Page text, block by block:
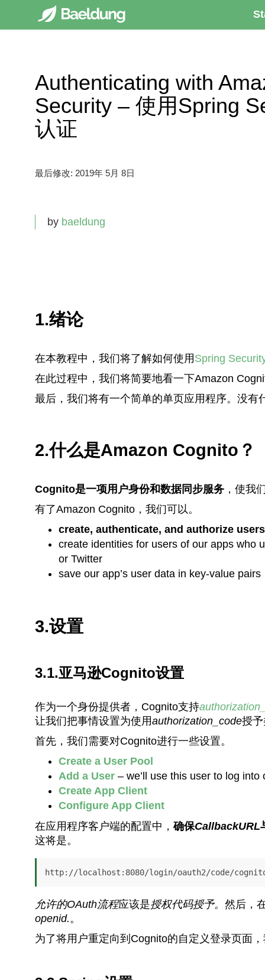
Authenticating with
Security – 使用Spring
认证
最后修改: 2019年 5月 8日
by baeldung
1.绪论
在本教程中，我们将了解如何使用 Spring
在此过程中，我们将简要地看一下Amazon
最后，我们将有一个简单的单页应用程序。没有
2.什么是Amazon Cognito？
Cognito是一项用户身份和数据同步服务，使我
有了Amazon Cognito，我们可以。
create, authenticate, and authorize
create identities for users of our apps who
or Twitter
save our app’s user data in key-value pairs
3.设置
3.1.亚马逊Cognito设置
作为一个身份提供者，Cognito支持
让我们把事情设置为使用authorization_code授
首先，我们需要对Cognito进行一些设置。
Create a User Pool
Add a User– we’ll use this user to log into
Create App Client
Configure App Client
在应用程序客户端的配置中，确保CallbackURL
这将是。
http://localhost:8080/login/oauth2/code/
允许的OAuth流程应该是授权代码授予。 然后，
openid. 。
为了将用户重定向到Cognito的自定义登录页面